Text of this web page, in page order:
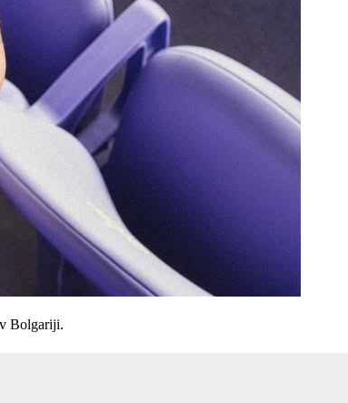
Bolgariji.